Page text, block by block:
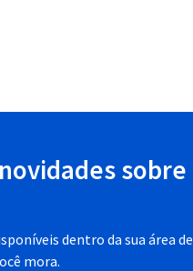
sobre
dentro da sua área de
mora.